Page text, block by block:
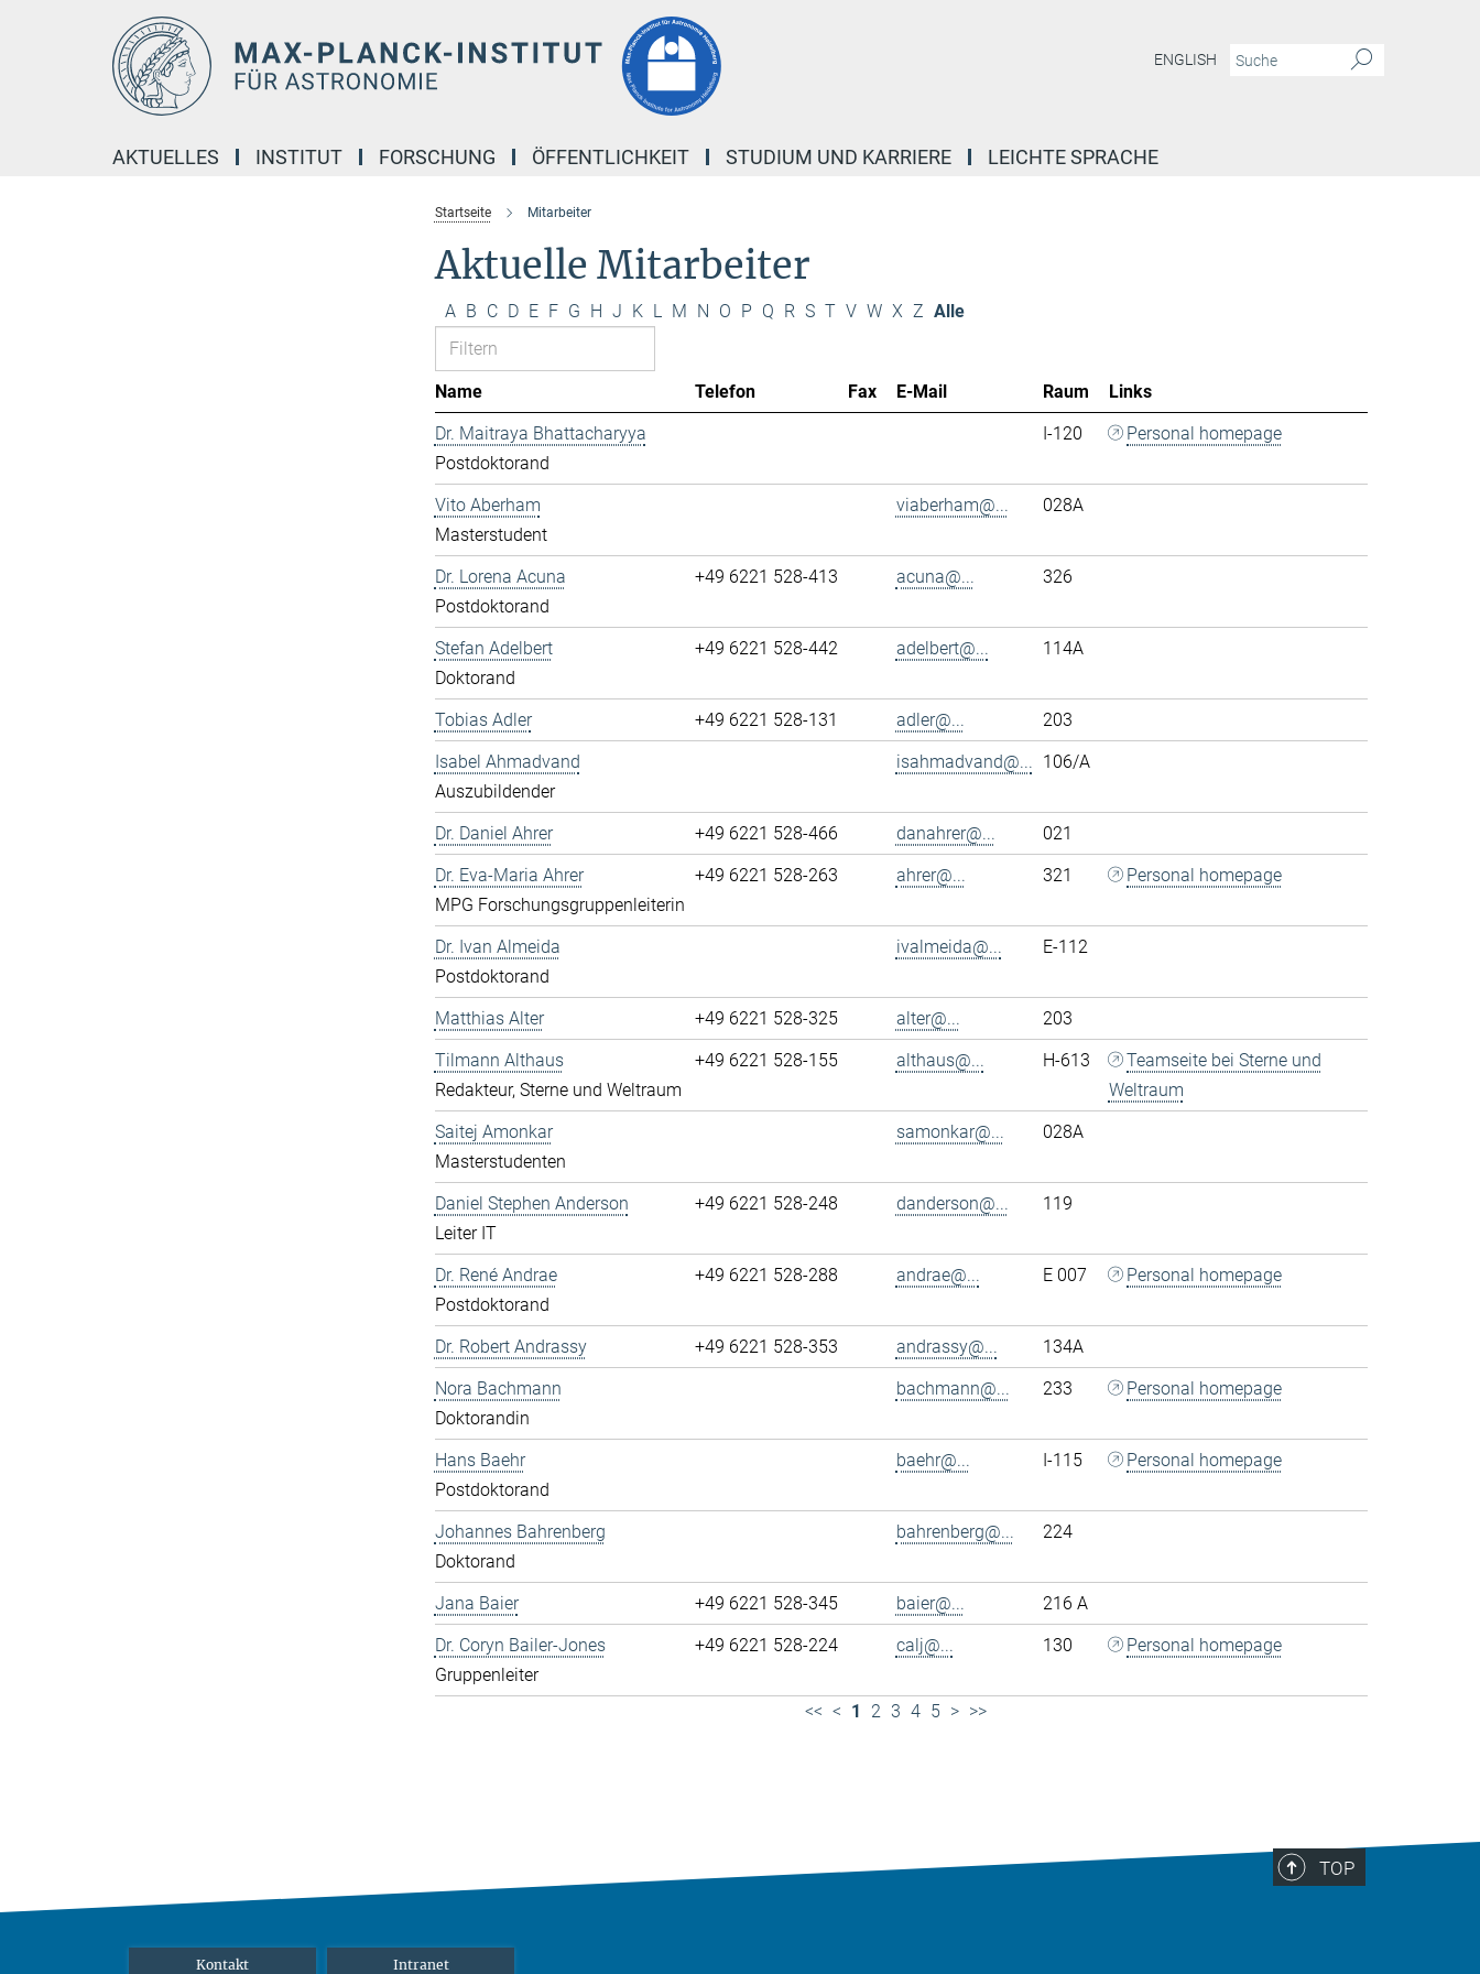
ENGLISH
AKTUELLES INSTITUT FORSCHUNG ÖFFENTLICHKEIT STUDIUM UND KARRIERE LEICHTE SPRACHE
Startseite Mitarbeiter
Aktuelle Mitarbeiter
A B C D E F G H J K L M N O P Q R S T V W X Z Alle
Name Telefon Fax E-Mail Raum
Links
Dr. Maitraya Bhattacharyya
Postdoktorand
I-120 Personal homepage
Vito Aberham
Masterstudent
viaberham@... 028A
Dr. Lorena Acuna
Postdoktorand
+49 6221 528-413 acuna@... 326
Stefan Adelbert
Doktorand
+49 6221 528-442 adelbert@... 114A
Tobias Adler +49 6221 528-131 adler@...
203
Isabel Ahmadvand
Auszubildender
isahmadvand@... 106/A
Dr. Daniel Ahrer +49 6221 528-466 danahrer@...
021
Dr. Eva-Maria Ahrer
MPG Forschungsgruppenleiterin
+49 6221 528-263 ahrer@... 321 Personal homepage
Dr. Ivan Almeida
Postdoktorand
ivalmeida@... E-112
Matthias Alter +49 6221 528-325 alter@...
203
Tilmann Althaus
Redakteur, Sterne und Weltraum
+49 6221 528-155 althaus@... H-613
Teamseite bei Sterne und
Weltraum
Saitej Amonkar
Masterstudenten
samonkar@... 028A
Daniel Stephen Anderson
Leiter IT
+49 6221 528-248 danderson@... 119
Dr. René Andrae
Postdoktorand
+49 6221 528-288 andrae@... E 007 Personal homepage
Dr. Robert Andrassy +49 6221 528-353 andrassy@...
134A
Nora Bachmann
Doktorandin
bachmann@... 233 Personal homepage
Hans Baehr
Postdoktorand
baehr@... I-115 Personal homepage
Johannes Bahrenberg
Doktorand
bahrenberg@... 224
Jana Baier +49 6221 528-345 baier@...
216 A
Dr. Coryn Bailer-Jones
Gruppenleiter
+49 6221 528-224 calj@... 130 Personal homepage
<< < 1 2 3 4 5 > >>
TOP
Kontakt Intranet